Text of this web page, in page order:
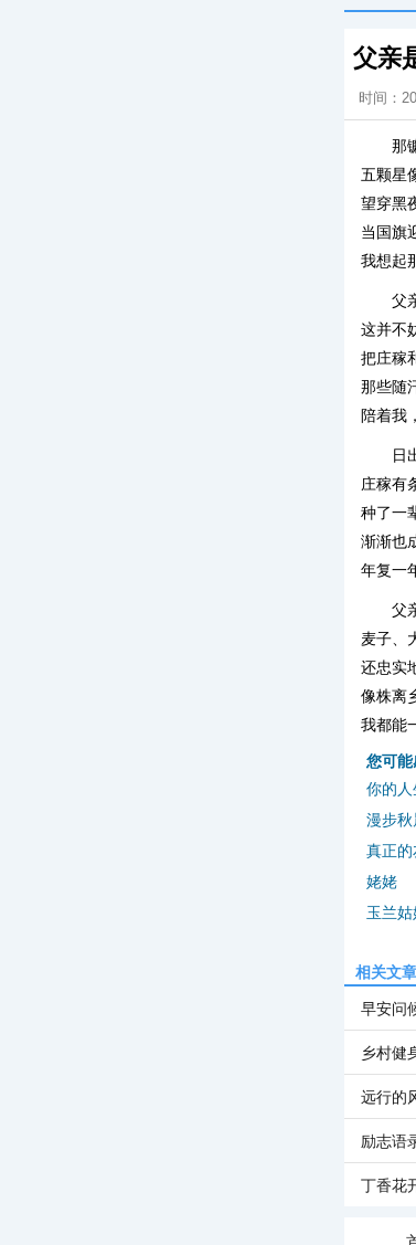
父亲
时间：
那
五颗星
望穿黑
当国旗
我想起
父
这并不
把庄稼
那些随
陪着我
日
庄稼有
种了一
渐渐也
年复一
父
麦子、
还忠实
像株离
我都能
您可
你的人
漫步秋
真正的
姥姥
玉兰姑
相关文章
早安问
乡村健
远行的
励志语
丁香花